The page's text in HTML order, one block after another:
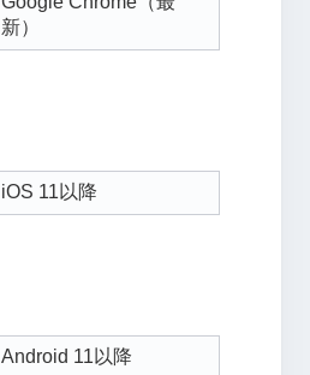
新）
iOS 11以降
Android 11以降